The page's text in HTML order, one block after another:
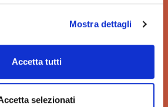
Mostra dettagli
Accetta tutti
selezionati
unica
l’elaborazione di offerte di
forniture particolarmente